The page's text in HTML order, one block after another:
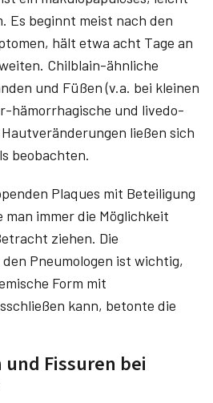
Es beginnt meist nach den
hält etwa acht Tage an
Chilblain-ähnliche
und Füßen (v.a. bei kleinen
hämorrhagische und livedo-
ließen sich
beobachten.
Plaques mit Beteiligung
immer die Möglichkeit
ziehen. Die
Pneumologen ist wichtig,
Form mit
kann, betonte die
Fissuren bei